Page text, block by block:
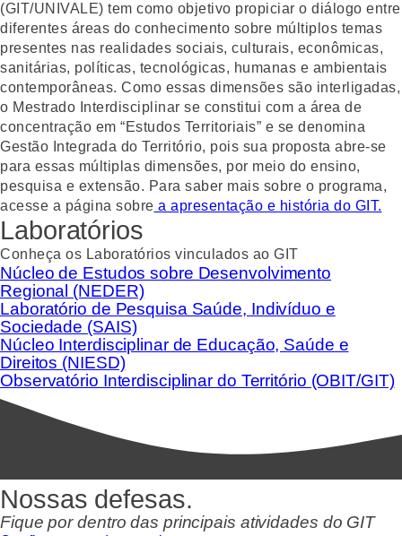
(GIT/UNIVALE) tem como objetivo propiciar o diálogo entre
diferentes áreas do conhecimento sobre múltiplos temas
presentes nas realidades sociais, culturais, econômicas,
sanitárias, políticas, tecnológicas, humanas e ambientais
contemporâneas. Como essas dimensões são interligadas,
o Mestrado Interdisciplinar se constitui com a área de
concentração em “Estudos Territoriais” e se denomina
Gestão Integrada do Território, pois sua proposta abre-se
para essas múltiplas dimensões, por meio do ensino,
pesquisa e extensão. Para saber mais sobre o programa,
acesse a página sobre a apresentação e história do GIT.
Laboratórios
Conheça os Laboratórios vinculados ao GIT
Núcleo de Estudos sobre Desenvolvimento
Regional (NEDER)
Laboratório de Pesquisa Saúde, Indivíduo e
Sociedade (SAIS)
Núcleo Interdisciplinar de Educação, Saúde e
Direitos (NIESD)
Observatório Interdisciplinar do Território (OBIT/GIT)
Nossas defesas.
Fique por dentro das principais atividades do GIT